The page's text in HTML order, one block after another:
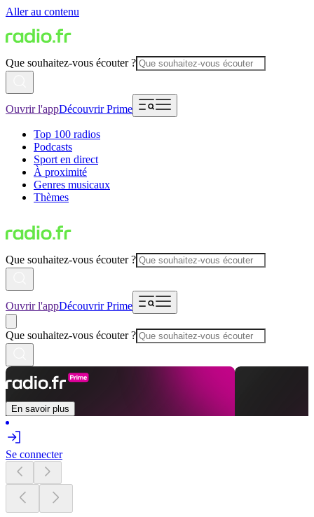
Aller au contenu
Que souhaitez-vous écouter ?
Ouvrir l'appDécouvrir Prime
Top 100 radios
Podcasts
Sport en direct
À proximité
Genres musicaux
Thèmes
Que souhaitez-vous écouter ?
Ouvrir l'appDécouvrir Prime
Que souhaitez-vous écouter ?
En savoir plus
Se connecter